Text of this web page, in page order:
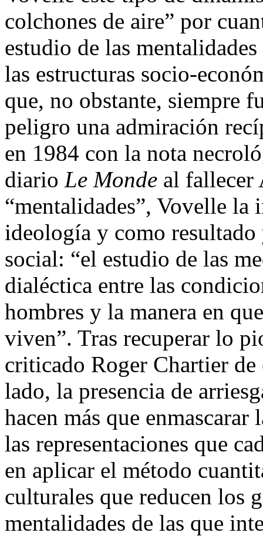
colchones de aire” por
estudio de las
las estructuras socio-
que, no obstante, siempre
peligro una admiración
en 1984 con la nota
diario Le Monde al fallecer
“mentalidades”, Vovelle
ideología y como
social: “el estudio de las
dialéctica entre las
hombres y la manera en
viven”. Tras recuperar lo
criticado Roger Chartier de
lado, la presencia de
hacen más que
las representaciones que
en aplicar el método
culturales que reducen los
mentalidades de las que